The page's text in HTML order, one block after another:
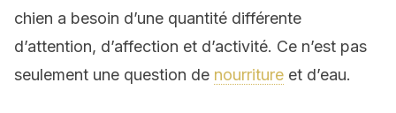
chien a besoin d’une quantité différente
d’attention, d’affection et d’activité. Ce n’est pas
seulement une question de nourriture et d’eau.